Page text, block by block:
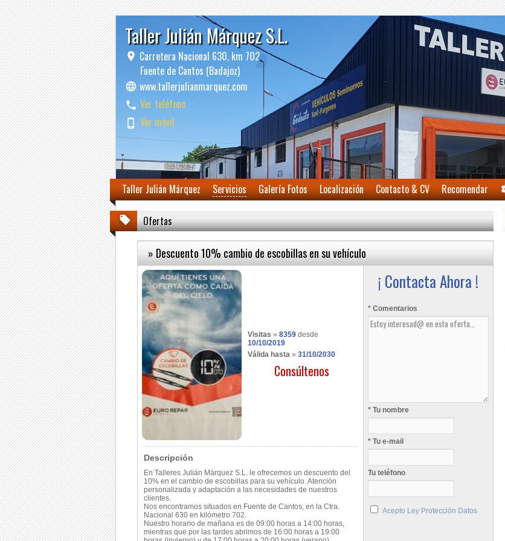
Taller Julián Márquez S.L.
Carretera Nacional 630, km 702
Fuente de Cantos (Badajoz)
www.tallerjulianmarquez.com
Ver teléfono
Ver móvil
Taller Julián Márquez Servicios Galería Fotos Localización Contacto & CV Recomendar
Ofertas
» Descuento 10% cambio de escobillas en su vehículo
Visitas » 8359 desde
10/10/2019
Válida hasta » 31/10/2030
Consúltenos
Descripción
En Talleres Julián Márquez S.L. le ofrecemos un descuento del
10% en el cambio de escobillas para su vehículo. Atención
personalizada y adaptación a las necesidades de nuestros
clientes.
Nos encontramos situados en Fuente de Cantos, en la Ctra.
Nacional 630 en kilómetro 702.
Nuestro horario de mañana es de 09:00 horas a 14:00 horas,
mientras que por las tardes abrimos de 16:00 horas a 19:00
¡ Contacta Ahora !
* Comentarios
* Tu nombre
* Tu e-mail
Tu teléfono
Acepto Ley Protección Datos